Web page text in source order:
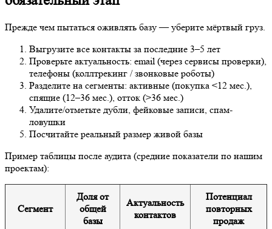
Выгрузите все контакты за последние 3–5 лет
Проверьте актуальность: email (через сервисы проверки),
телефоны (коллтрекинг / звонковые роботы)
Разделите на сегменты: активные (покупка <12 мес.),
спящие (12–36 мес.), отток (>36 мес.)
Удалите/отметьте дубли, фейковые записи, спам-ловушки
Посчитайте реальный размер живой базы
Пример таблицы после аудита (средние показатели по нашим
проектам):
базы
контактов
15–28% Высокий